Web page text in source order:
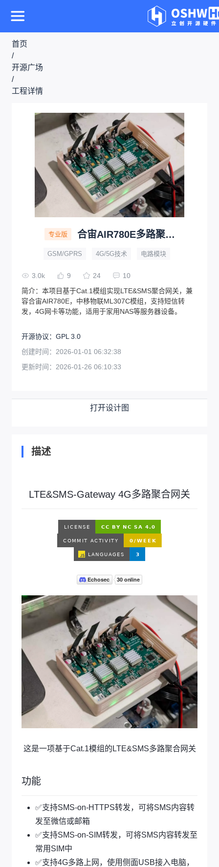
首页
/
开源广场
/
工程详情
专业版 合宙AIR780E多路聚合网关-短信转发器
GSM/GPRS 4G/5G技术 电路模块
3.0k 9 24
10
简介： 本项目基于Cat.1模组实现LTE&SMS聚合网关，兼
容合宙AIR780E，中移物联ML307C模组，支持短信转
发，4G网卡等功能，适用于家用NAS等服务器设备。
开源协议： GPL 3.0
创建时间： 2026-01-01 06:32:38
更新时间： 2026-01-26 06:10:33
打开设计图
描述
LTE&SMS-Gateway 4G多路聚合网关
这是一项基于Cat.1模组的LTE&SMS多路聚合网关
功能
✅支持SMS-on-HTTPS转发，可将SMS内容转
发至微信或邮箱
✅支持SMS-on-SIM转发，可将SMS内容转发至
常用SIM中
✅支持4G多路上网，使用侧面USB接入电脑，